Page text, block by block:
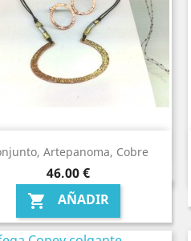
Artepanoma, Cobre
Precio
46,00 €
 AÑADIR